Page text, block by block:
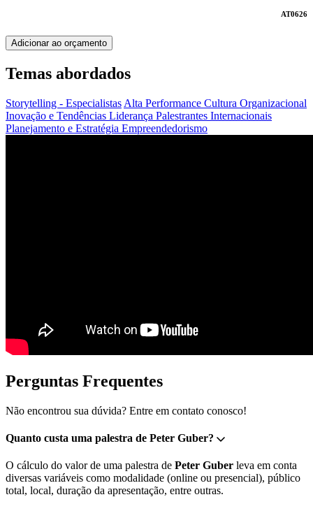
AT0626
Adicionar ao orçamento
Temas abordados
Storytelling - Especialistas Alta Performance Cultura Organizacional
Inovação e Tendências Liderança Palestrantes Internacionais
Planejamento e Estratégia Empreendedorismo
Perguntas Frequentes
Não encontrou sua dúvida? Entre em contato conosco!
Quanto custa uma palestra de Peter Guber?
O cálculo do valor de uma palestra de Peter Guber leva em conta
diversas variáveis como modalidade (online ou presencial), público
total, local, duração da apresentação, entre outras.